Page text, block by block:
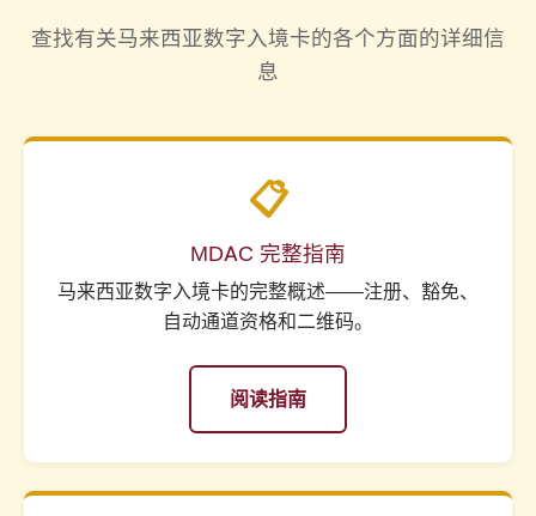
查找有关马来西亚数字入境卡的各个方面的详细信
息
📋
MDAC 完整指南
马来西亚数字入境卡的完整概述——注册、豁免、
自动通道资格和二维码。
阅读指南